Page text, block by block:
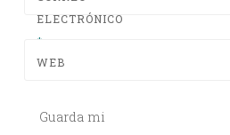
ELECTRÓNICO
*
WEB
Guarda mi